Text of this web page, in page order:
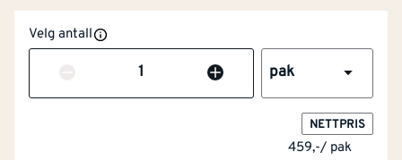
Velg antall
Antall pak
NETTPRIS
459,-/ pak